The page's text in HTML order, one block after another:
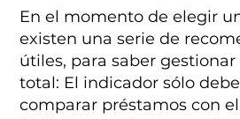
En el momento de elegir
existen una serie de
útiles, para saber
total: El indicador sólo
comparar préstamos con